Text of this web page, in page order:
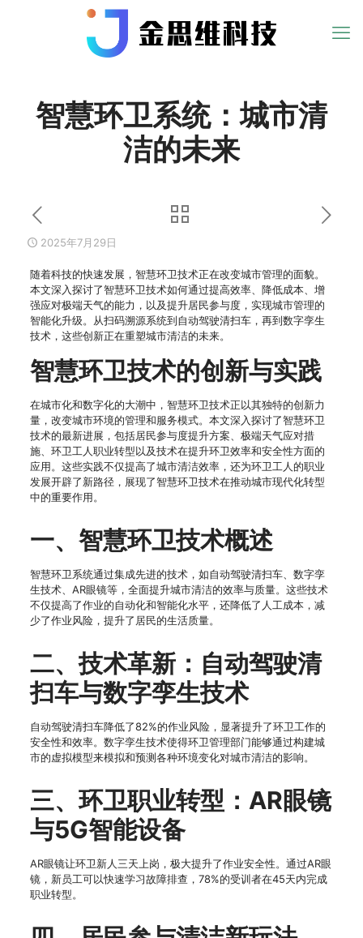
智慧环卫系统：城市清
洁的未来
2025年7月29日
随着科技的快速发展，智慧环卫技术正在改变城市管理的面貌。
本文深入探讨了智慧环卫技术如何通过提高效率、降低成本、增
强应对极端天气的能力，以及提升居民参与度，实现城市管理的
智能化升级。从扫码溯源系统到自动驾驶清扫车，再到数字孪生
技术，这些创新正在重塑城市清洁的未来。
智慧环卫技术的创新与实践
在城市化和数字化的大潮中，智慧环卫技术正以其独特的创新力
量，改变城市环境的管理和服务模式。本文深入探讨了智慧环卫
技术的最新进展，包括居民参与度提升方案、极端天气应对措
施、环卫工人职业转型以及技术在提升环卫效率和安全性方面的
应用。这些实践不仅提高了城市清洁效率，还为环卫工人的职业
发展开辟了新路径，展现了智慧环卫技术在推动城市现代化转型
中的重要作用。
一、智慧环卫技术概述
智慧环卫系统通过集成先进的技术，如自动驾驶清扫车、数字孪
生技术、AR眼镜等，全面提升城市清洁的效率与质量。这些技术
不仅提高了作业的自动化和智能化水平，还降低了人工成本，减
少了作业风险，提升了居民的生活质量。
二、技术革新：自动驾驶清
扫车与数字孪生技术
自动驾驶清扫车降低了82%的作业风险，显著提升了环卫工作的
安全性和效率。数字孪生技术使得环卫管理部门能够通过构建城
市的虚拟模型来模拟和预测各种环境变化对城市清洁的影响。
三、环卫职业转型：AR眼镜
与5G智能设备
AR眼镜让环卫新人三天上岗，极大提升了作业安全性。通过AR眼
镜，新员工可以快速学习故障排查，78%的受训者在45天内完成
职业转型。